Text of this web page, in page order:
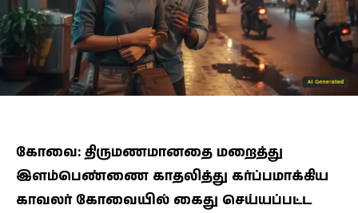
கோவை: திருமணமானதை மறைத்து
இளம்பெண்ணை காதலித்து கர்ப்பமாக்கிய
காவலர் கோவையில் கைது செய்யப்பட்ட